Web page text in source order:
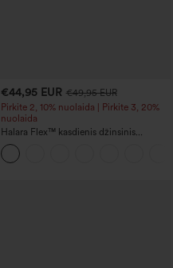
+1
€44,95 EUR €49,95 EUR
Pirkite 2, 10% nuolaida | Pirkite 3, 20%
nuolaida
Halara Flex™ kasdienis džinsinis
kombinezonas su V formos iškirpte ir
kišene, iš plaunamo džinso